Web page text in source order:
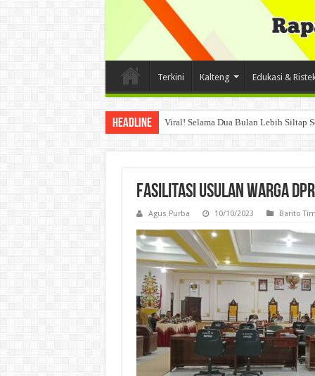
Terkini Kalteng Edukasi &
Headline Musda
Fasilitasi Usulan Warga
Agus Purba 10/10/2023 Barito